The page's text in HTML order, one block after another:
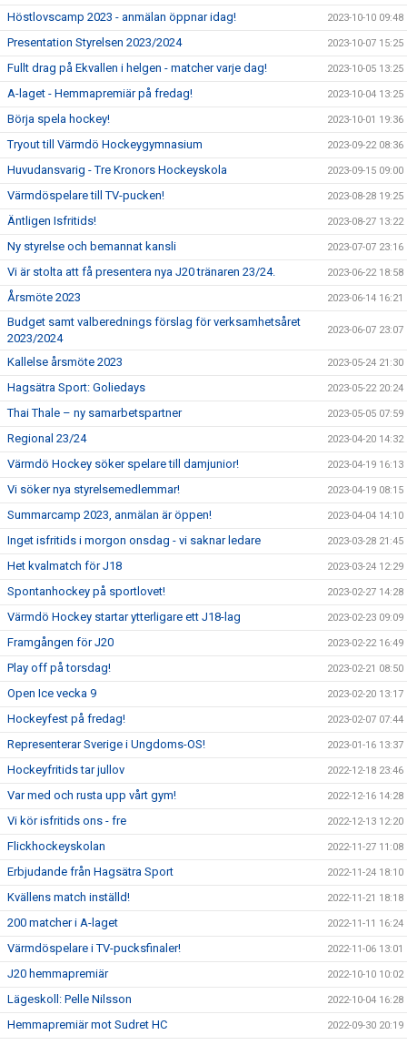
Höstlovscamp 2023 - anmälan öppnar idag! 2023-10-10 09:48
Presentation Styrelsen 2023/2024 2023-10-07 15:25
Fullt drag på Ekvallen i helgen - matcher varje dag! 2023-10-05 13:25
A-laget - Hemmapremiär på fredag! 2023-10-04 13:25
Börja spela hockey! 2023-10-01 19:36
Tryout till Värmdö Hockeygymnasium 2023-09-22 08:36
Huvudansvarig - Tre Kronors Hockeyskola 2023-09-15 09:00
Värmdöspelare till TV-pucken! 2023-08-28 19:25
Äntligen Isfritids! 2023-08-27 13:22
Ny styrelse och bemannat kansli 2023-07-07 23:16
Vi är stolta att få presentera nya J20 tränaren 23/24. 2023-06-22 18:58
Årsmöte 2023 2023-06-14 16:21
Budget samt valberednings förslag för verksamhetsåret
2023/2024
2023-06-07 23:07
Kallelse årsmöte 2023 2023-05-24 21:30
Hagsätra Sport: Goliedays 2023-05-22 20:24
Thai Thale – ny samarbetspartner 2023-05-05 07:59
Regional 23/24 2023-04-20 14:32
Värmdö Hockey söker spelare till damjunior! 2023-04-19 16:13
Vi söker nya styrelsemedlemmar! 2023-04-19 08:15
Summarcamp 2023, anmälan är öppen! 2023-04-04 14:10
Inget isfritids i morgon onsdag - vi saknar ledare 2023-03-28 21:45
Het kvalmatch för J18 2023-03-24 12:29
Spontanhockey på sportlovet! 2023-02-27 14:28
Värmdö Hockey startar ytterligare ett J18-lag 2023-02-23 09:09
Framgången för J20 2023-02-22 16:49
Play off på torsdag! 2023-02-21 08:50
Open Ice vecka 9 2023-02-20 13:17
Hockeyfest på fredag! 2023-02-07 07:44
Representerar Sverige i Ungdoms-OS! 2023-01-16 13:37
Hockeyfritids tar jullov 2022-12-18 23:46
Var med och rusta upp vårt gym! 2022-12-16 14:28
Vi kör isfritids ons - fre 2022-12-13 12:20
Flickhockeyskolan 2022-11-27 11:08
Erbjudande från Hagsätra Sport 2022-11-24 18:10
Kvällens match inställd! 2022-11-21 18:18
200 matcher i A-laget 2022-11-11 16:24
Värmdöspelare i TV-pucksfinaler! 2022-11-06 13:01
J20 hemmapremiär 2022-10-10 10:02
Lägeskoll: Pelle Nilsson 2022-10-04 16:28
Hemmapremiär mot Sudret HC 2022-09-30 20:19